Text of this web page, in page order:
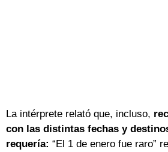
La intérprete relató que, incluso,
con las distintas fechas y
requería: “El 1 de enero fue raro”